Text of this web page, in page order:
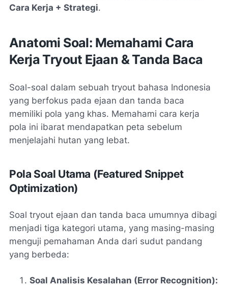
Cara Kerja + Strategi.
Anatomi Soal: Memahami Cara
Kerja Tryout Ejaan & Tanda Baca
Soal-soal dalam sebuah tryout bahasa Indonesia
yang berfokus pada ejaan dan tanda baca
memiliki pola yang khas. Memahami cara kerja
pola ini ibarat mendapatkan peta sebelum
menjelajahi hutan yang lebat.
Pola Soal Utama (Featured Snippet
Optimization)
Soal tryout ejaan dan tanda baca umumnya dibagi
menjadi tiga kategori utama, yang masing-masing
menguji pemahaman Anda dari sudut pandang
yang berbeda:
Soal Analisis Kesalahan (Error Recognition):